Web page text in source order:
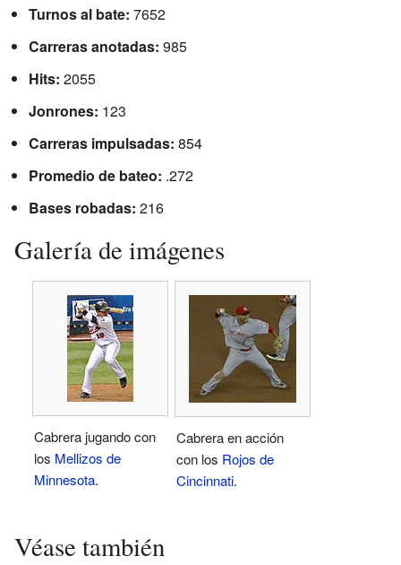
Turnos al bate: 7652
Carreras anotadas: 985
Hits: 2055
Jonrones: 123
Carreras impulsadas: 854
Promedio de bateo: .272
Bases robadas: 216
Galería de imágenes
Cabrera jugando con
los Mellizos de
Minnesota.
Cabrera en acción
con los Rojos de
Cincinnati.
Véase también